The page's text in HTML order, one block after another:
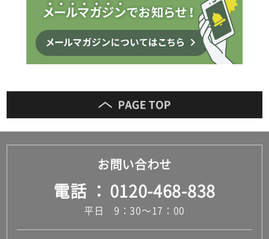
お問い合わせ
電話 0120-468-838
平日 9：30～17：00